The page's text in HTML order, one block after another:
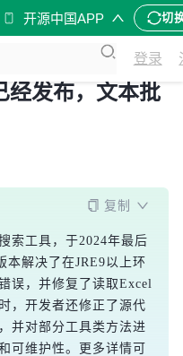
开源中国APP 切
登录
经发布，文本批
复制
索工具，于2024年最后
本解决了在JRE9以上环
误，并修复了读取Excel
，开发者还修正了源代
并对部分工具类方法进
可维护性。更多详情可